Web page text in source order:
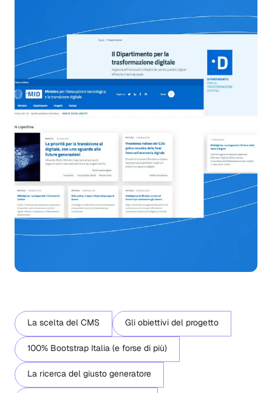
La scelta del CMS Gli obiettivi del progetto
100% Bootstrap Italia (e forse di più)
La ricerca del giusto generatore